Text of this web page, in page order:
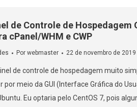
de Controle de Hospedagem
cPanel/WHM e CWP
Por webmaster 22 de novembro de 2019
de controle de hospedagem muito
por meio da GUI (Interface Gráfica do
Eu optaria pelo CentOS 7, pois